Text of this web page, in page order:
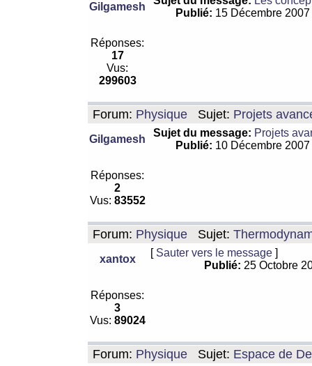
Gilgamesh
Publié: 15 Décembre
Réponses:
17
Vus:
299603
Forum: Physique Sujet: Projets
Gilgamesh
Sujet du message: Projets
Publié: 10 Décembre
Réponses:
2
Vus: 83552
Forum: Physique Sujet:
xantox
[ Sauter vers le message ]
Publié: 25 Octobre
Réponses:
3
Vus: 89024
Forum: Physique Sujet: Espace de